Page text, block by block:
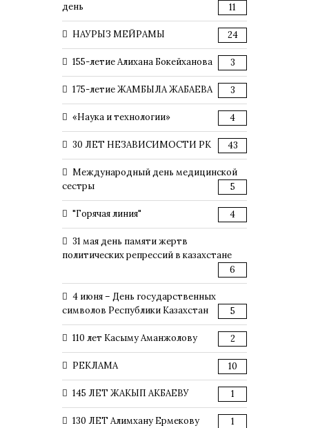
день
11
НАУРЫЗ МЕЙРАМЫ 24
155-летие Алихана Бокейханова 3
175-летие ЖАМБЫЛА ЖАБАЕВА 3
«Наука и технологии» 4
30 ЛЕТ НЕЗАВИСИМОСТИ РК 43
Международный день медицинской
сестры
5
"Горячая линия" 4
31 мая день памяти жертв
политических репрессий в казахстане
6
4 июня – День государственных
символов Республики Казахстан
5
110 лет Касыму Аманжолову 2
РЕКЛАМА 10
145 ЛЕТ ЖАКЫП АКБАЕВУ 1
130 ЛЕТ Алимхану Ермекову 1